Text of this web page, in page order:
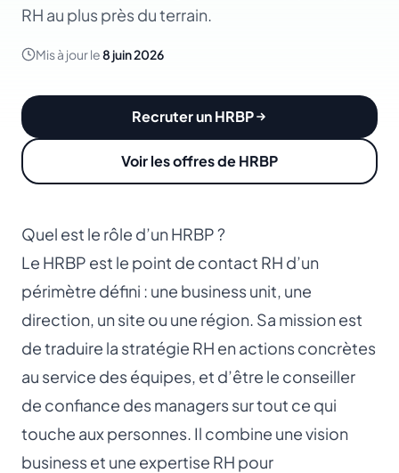
RH au plus près du terrain.
Mis à jour le8 juin 2026
Recruter un HRBP
Voir les offres de HRBP
Quel est le rôle d’un HRBP ?
Le HRBP est le point de contact RH d’un
périmètre défini : une business unit, une
direction, un site ou une région. Sa mission est
de traduire la stratégie RH en actions concrètes
au service des équipes, et d’être le conseiller
de confiance des managers sur tout ce qui
touche aux personnes. Il combine une vision
business et une expertise RH pour